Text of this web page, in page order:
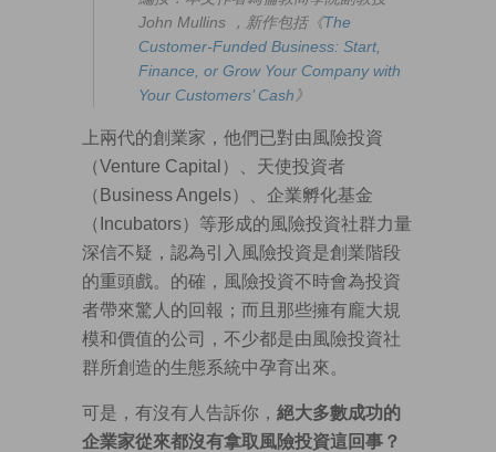
John Mullins ，新作包括《The
Customer-Funded Business: Start,
Finance, or Grow Your Company with
Your Customers’ Cash》
上兩代的創業家，他們已對由風險投資
（Venture Capital）、天使投資者
（Business Angels）、企業孵化基金
（Incubators）等形成的風險投資社群力量
深信不疑，認為引入風險投資是創業階段
的重頭戲。的確，風險投資不時會為投資
者帶來驚人的回報；而且那些擁有龐大規
模和價值的公司，不少都是由風險投資社
群所創造的生態系統中孕育出來。
可是，有沒有人告訴你， 絕大多數成功的
企業家從來都沒有拿取風險投資這回事？